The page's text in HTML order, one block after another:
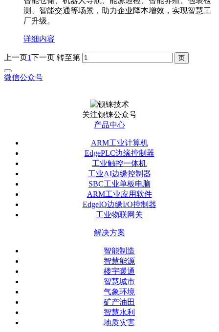
测、智能交通等场景，助力企业降本增效，实现智慧工
厂升级。
详细内容
上一页1下一页 转至第
微信公众号
关注钡铼公众号
产品中心
ARM工业计算机
EdgePLC边缘控制器
工业触控一体机
工业AI边缘控制器
SBC工业单板电脑
ARM工业应用软件
EdgeIO边缘I/O控制器
工业物联网关
解决方案
智能制造
智慧能源
楼宇暖通
智慧城市
气象环境
矿产油田
智慧水利
地质灾害